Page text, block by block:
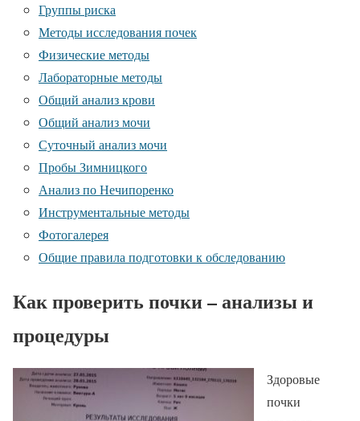
Группы риска
Методы исследования почек
Физические методы
Лабораторные методы
Общий анализ крови
Общий анализ мочи
Суточный анализ мочи
Пробы Зимницкого
Анализ по Нечипоренко
Инструментальные методы
Фотогалерея
Общие правила подготовки к обследованию
Как проверить почки – анализы и
процедуры
Здоровые
почки